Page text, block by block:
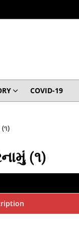
COVID-19
(૧)